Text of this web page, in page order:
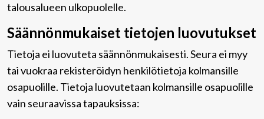
talousalueen ulkopuolelle.
Säännönmukaiset tietojen luovutukset
Tietoja ei luovuteta säännönmukaisesti. Seura ei myy
tai vuokraa rekisteröidyn henkilötietoja kolmansille
osapuolille. Tietoja luovutetaan kolmansille osapuolille
vain seuraavissa tapauksissa: